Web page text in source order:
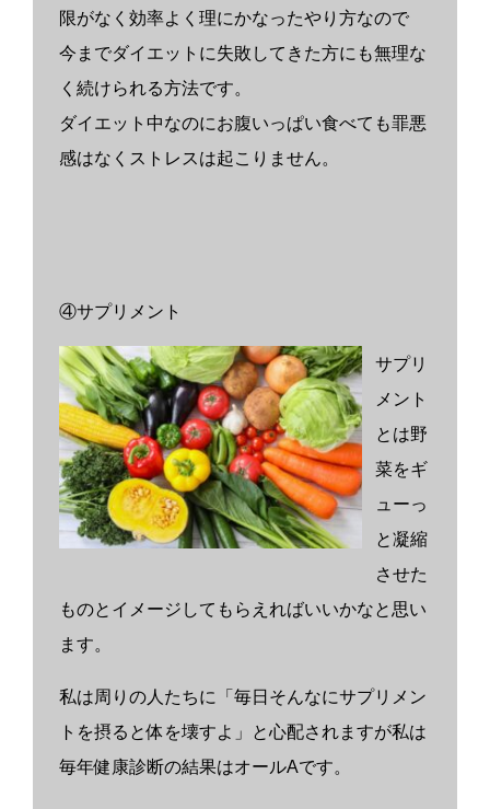
限がなく効率よく理にかなったやり方なので
今までダイエットに失敗してきた方にも無理な
く続けられる方法です。
ダイエット中なのにお腹いっぱい食べても罪悪
感はなくストレスは起こりません。
④サプリメント
サプリ
メント
とは野
菜をギ
ューっ
と凝縮
させた
ものとイメージしてもらえればいいかなと思い
ます。
私は周りの人たちに「毎日そんなにサプリメン
トを摂ると体を壊すよ」と心配されますが私は
毎年健康診断の結果はオールAです。